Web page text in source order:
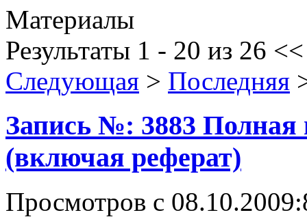
Материалы
Результаты 1 - 20 из 26
Следующая > Последняя
Запись №: 3883 Полная
(включая реферат)
Просмотров с 08.10.2009: